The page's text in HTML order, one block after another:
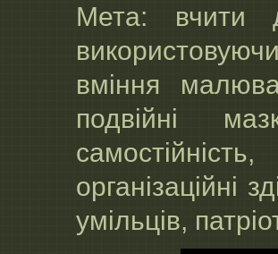
Мета: вчити
вміння
подвійні
організаційні
умільців,